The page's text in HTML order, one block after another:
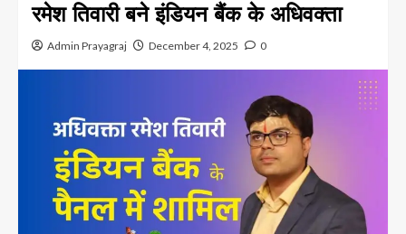
रमेश तिवारी बने इंडियन बैंक के अधिवक्ता
Admin Prayagraj December 4, 2025 0